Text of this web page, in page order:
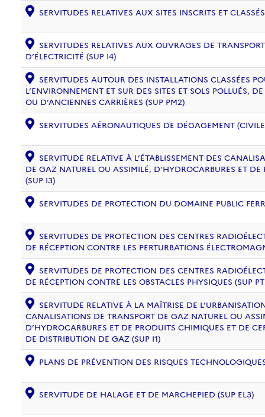
SERVITUDES RELATIVES AUX SITES INSCRITS ET
SERVITUDES RELATIVES AUX OUVRAGES DE
D’ÉLECTRICITÉ (SUP I4)
SERVITUDES AUTOUR DES INSTALLATIONS CLASSÉES
L’ENVIRONNEMENT ET SUR DES SITES ET SOLS POLLUÉS,
OU D’ANCIENNES CARRIÈRES (SUP PM2)
SERVITUDES AÉRONAUTIQUES DE DÉGAGEMENT
SERVITUDE RELATIVE À L’ÉTABLISSEMENT DES
DE GAZ NATUREL OU ASSIMILÉ, D’HYDROCARBURES ET
(SUP I3)
SERVITUDES DE PROTECTION DU DOMAINE PUBLIC
SERVITUDES DE PROTECTION DES CENTRES
DE RÉCEPTION CONTRE LES PERTURBATIONS
SERVITUDES DE PROTECTION DES CENTRES
DE RÉCEPTION CONTRE LES OBSTACLES PHYSIQUES (SUP
SERVITUDE RELATIVE À LA MAÎTRISE DE
CANALISATIONS DE TRANSPORT DE GAZ NATUREL OU
D’HYDROCARBURES ET DE PRODUITS CHIMIQUES ET DE
DE DISTRIBUTION DE GAZ (SUP I1)
PLANS DE PRÉVENTION DES RISQUES
SERVITUDE DE HALAGE ET DE MARCHEPIED (SUP EL3)